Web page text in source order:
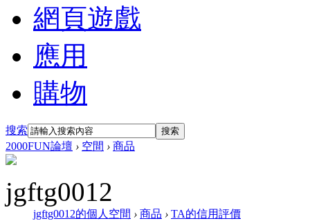
網頁遊戲
應用
購物
搜索 搜索
2000FUN論壇 › 空間 › 商品
jgftg0012
jgftg0012的個人空間 › 商品 › TA的信用評價